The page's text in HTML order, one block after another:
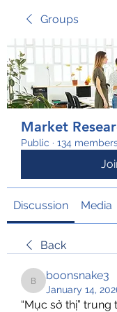
Groups
Market
Public · 134
Discussion Media
Back
boonsnake3
boonsnake3
January 14,
“Mục sở thị”